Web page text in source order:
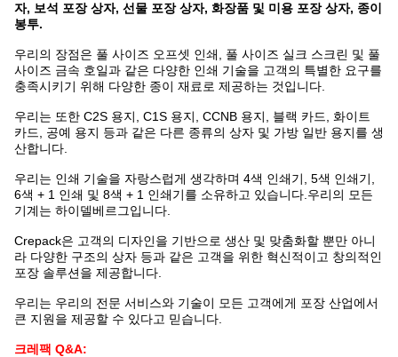
자, 보석 포장 상자, 선물 포장 상자, 화장품 및 미용 포장 상자, 종이
봉투.
우리의 장점은 풀 사이즈 오프셋 인쇄, 풀 사이즈 실크 스크린 및 풀
사이즈 금속 호일과 같은 다양한 인쇄 기술을 고객의 특별한 요구를
충족시키기 위해 다양한 종이 재료로 제공하는 것입니다.
우리는 또한 C2S 용지, C1S 용지, CCNB 용지, 블랙 카드, 화이트
카드, 공예 용지 등과 같은 다른 종류의 상자 및 가방 일반 용지를 생
산합니다.
우리는 인쇄 기술을 자랑스럽게 생각하며 4색 인쇄기, 5색 인쇄기,
6색 + 1 인쇄 및 8색 + 1 인쇄기를 소유하고 있습니다.우리의 모든
기계는 하이델베르그입니다.
Crepack은 고객의 디자인을 기반으로 생산 및 맞춤화할 뿐만 아니
라 다양한 구조의 상자 등과 같은 고객을 위한 혁신적이고 창의적인
포장 솔루션을 제공합니다.
우리는 우리의 전문 서비스와 기술이 모든 고객에게 포장 산업에서
큰 지원을 제공할 수 있다고 믿습니다.
크레팩 Q&A: